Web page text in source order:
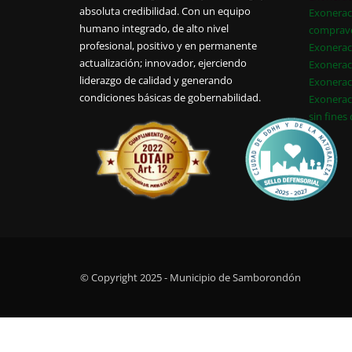
absoluta credibilidad. Con un equipo
humano integrado, de alto nivel
profesional, positivo y en permanente
actualización; innovador, ejerciendo
liderazgo de calidad y generando
condiciones básicas de gobernabilidad.
sin fines
© Copyright 2025 - Municipio de Samborondón